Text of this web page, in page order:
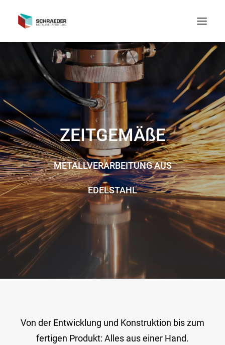
STARTSEITE
LEISTUNGSSPEKTRUM
UNTERNEHMEN
ZEITGEMÄßE
METALLVERARBEITUNG AUS
EDELSTAHL
Von der Entwicklung und Konstruktion bis zum
fertigen Produkt: Alles aus einer Hand.